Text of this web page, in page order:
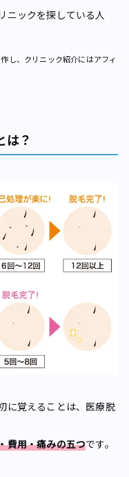
ニックを探している人
し、クリニック紹介にはアフィ
は？
に覚えることは、医療脱
費用・痛みの五つです。